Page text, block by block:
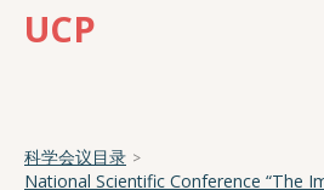
UCP
科学会议目录